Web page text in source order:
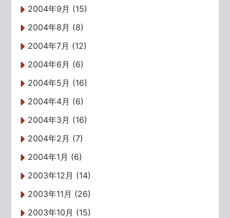
2004年9月 (15)
2004年8月 (8)
2004年7月 (12)
2004年6月 (6)
2004年5月 (16)
2004年4月 (6)
2004年3月 (16)
2004年2月 (7)
2004年1月 (6)
2003年12月 (14)
2003年11月 (26)
2003年10月 (15)